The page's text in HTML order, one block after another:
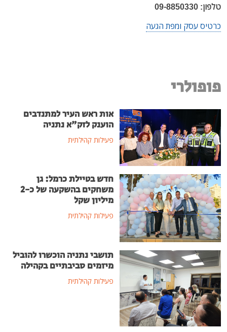
טלפון: 09-8850330
כרטיס עסק ומפת הגעה
פופולרי
אות ראש העיר למתנדבים
הוענק לזק"א נתניה
פעילות קהילתית
חדש בטיילת כרמל: גן
משחקים בהשקעה של כ-2
מיליון שקל
פעילות קהילתית
תושבי נתניה הוכשרו להוביל
מיזמים סביבתיים בקהילה
פעילות קהילתית